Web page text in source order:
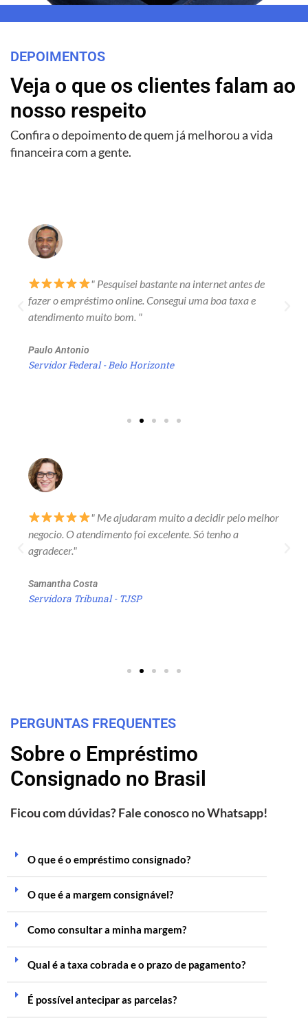
DEPOIMENTOS
Veja o que os clientes falam ao
nosso respeito
Confira o depoimento de quem já melhorou a vida
financeira com a gente.
" Pesquisei bastante na internet antes de
fazer o empréstimo online. Consegui uma boa taxa e
atendimento muito bom. "
Paulo Antonio
Servidor Federal - Belo Horizonte
" Me ajudaram muito a decidir pelo melhor
negocio. O atendimento foi excelente. Só tenho a
agradecer."
Samantha Costa
Servidora Tribunal - TJSP
PERGUNTAS FREQUENTES
Sobre o Empréstimo
Consignado no Brasil
Ficou com dúvidas? Fale conosco no Whatsapp!
O que é o empréstimo consignado?
O que é a margem consignável?
Como consultar a minha margem?
Qual é a taxa cobrada e o prazo de pagamento?
É possível antecipar as parcelas?